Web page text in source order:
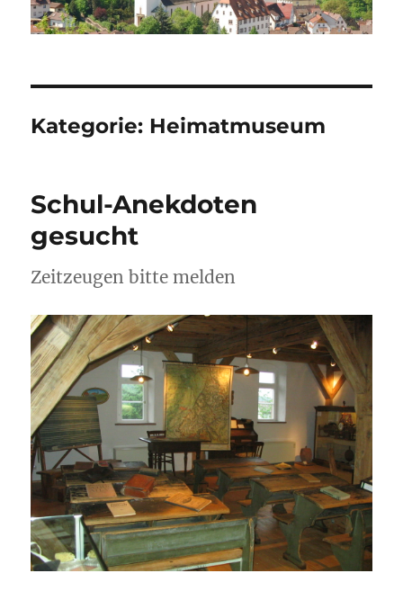
Kategorie: Heimatmuseum
Schul-Anekdoten
gesucht
Zeitzeugen bitte melden